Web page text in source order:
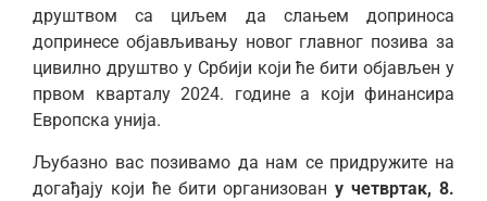
друштвом са циљем да слањем доприноса
допринесе објављивању новог главног позива за
цивилно друштво у Србији који ће бити објављен у
првом кварталу 2024. године а који финансира
Европска унија.
Љубазно вас позивамо да нам се придружите на
догађају који ће бити организован у четвртак, 8.